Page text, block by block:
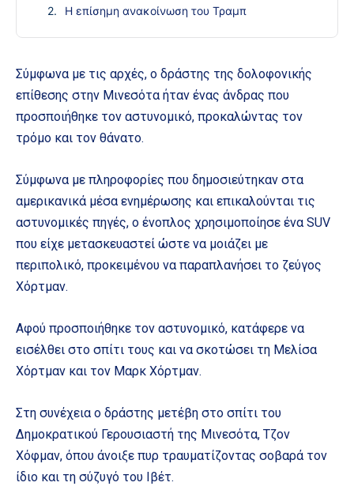
Η επίσημη ανακοίνωση του Τραμπ
Σύμφωνα με τις αρχές, ο δράστης της δολοφονικής
επίθεσης στην Μινεσότα ήταν ένας άνδρας που
προσποιήθηκε τον αστυνομικό, προκαλώντας τον
τρόμο και τον θάνατο.
Σύμφωνα με πληροφορίες που δημοσιεύτηκαν στα
αμερικανικά μέσα ενημέρωσης και επικαλούνται τις
αστυνομικές πηγές, ο ένοπλος χρησιμοποίησε ένα SUV
που είχε μετασκευαστεί ώστε να μοιάζει με
περιπολικό, προκειμένου να παραπλανήσει το ζεύγος
Χόρτμαν.
Αφού προσποιήθηκε τον αστυνομικό, κατάφερε να
εισέλθει στο σπίτι τους και να σκοτώσει τη Μελίσα
Χόρτμαν και τον Μαρκ Χόρτμαν.
Στη συνέχεια ο δράστης μετέβη στο σπίτι του
Δημοκρατικού Γερουσιαστή της Μινεσότα, Τζον
Χόφμαν, όπου άνοιξε πυρ τραυματίζοντας σοβαρά τον
ίδιο και τη σύζυγό του Ιβέτ.